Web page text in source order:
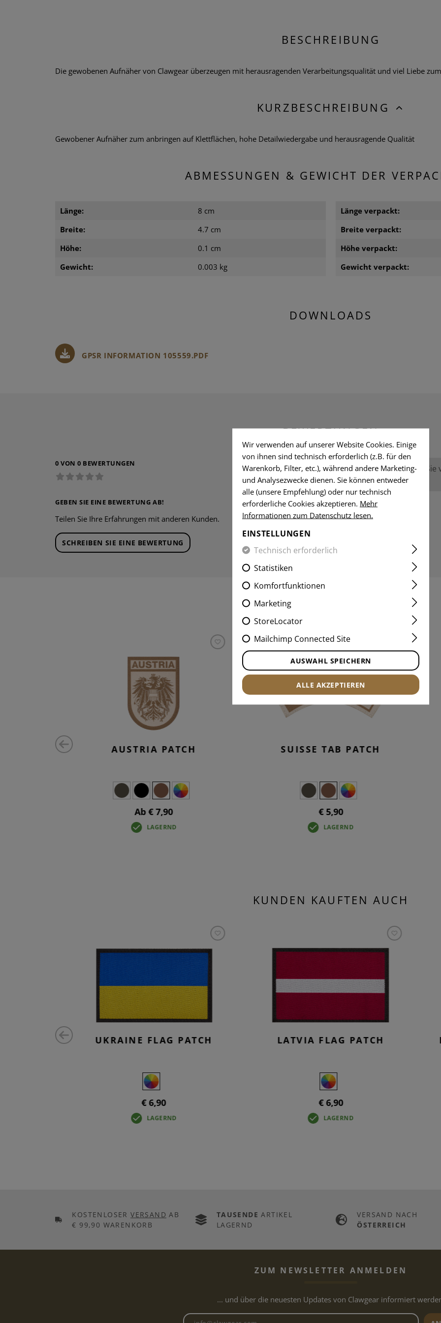
BESCHREIBUNG
Die gewobenen Aufnäher von Clawgear überzeugen mit herausragenden Verarbeitungsqualität und viel Liebe
KURZBESCHREIBUNG
Gewobener Aufnäher zum anbringen auf Klettflächen, hohe Detailwiedergabe und herausragende Qualität
ABMESSUNGEN & GEWICHT DER
Länge: 8 cm Länge verpackt:
Breite:
4.7 cm Breite verpackt:
Höhe:
0.1 cm Höhe verpackt:
Gewicht:
0.003 kg Gewicht verpackt:
DOWNLOADS
GPSR INFORMATION 105559.PDF
BEWERTUNGEN
0 VON 0 BEWERTUNGEN
GEBEN SIE EINE BEWERTUNG AB!
Teilen Sie Ihre Erfahrungen mit anderen Kunden.
SCHREIBEN SIE EINE BEWERTUNG
Keine Bewertungen gefunden. Gehen
anderen.
INTERESSANTE PRODUKTE
AUSTRIA PATCH
Ab € 7,90
LAGERND
SUISSE TAB PATCH
€ 5,90
LAGERND
KUNDEN KAUFTEN AUCH
UKRAINE FLAG PATCH
€ 6,90
LAGERND
LATVIA FLAG PATCH
€ 6,90
LAGERND
KOSTENLOSERVERSAND AB
€ 99,90 WARENKORB
TAUSENDE ARTIKEL
LAGERND
VERSAND NACH
ÖSTERREICH
ZUM NEWSLETTER ANMELDEN
... und über die neuesten Updates von Clawgear informiert
Newsletter E-Mail-Adresse
Wir verwenden auf unserer Website Cookies. Einige
von ihnen sind technisch erforderlich (z.B. für den
Warenkorb, Filter, etc.), während andere Marketing-
und Analysezwecke dienen. Sie können entweder
alle (unsere Empfehlung) oder nur technisch
erforderliche Cookies akzeptieren. Mehr
Informationen zum Datenschutz lesen.
EINSTELLUNGEN
Technisch erforderlich
Statistiken
Komfortfunktionen
Marketing
StoreLocator
Mailchimp Connected Site
AUSWAHL SPEICHERN
ALLE AKZEPTIEREN